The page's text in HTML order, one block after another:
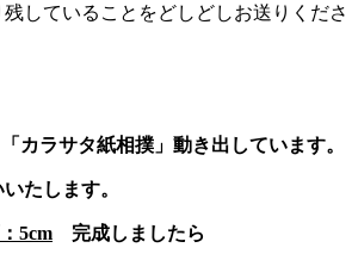
していることをどしどしお送りくださ
カラサタ紙相撲」動き出しています。
たします。
5cm 完成しましたら